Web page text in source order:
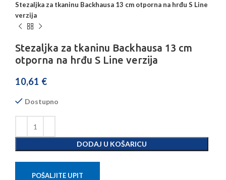
Stezaljka za tkaninu Backhausa 13 cm otporna na hrđu S Line
verzija
Stezaljka za tkaninu Backhausa 13 cm
otporna na hrđu S Line verzija
10,61 €
Dostupno
DODAJ U KOŠARICU
POŠALJITE UPIT